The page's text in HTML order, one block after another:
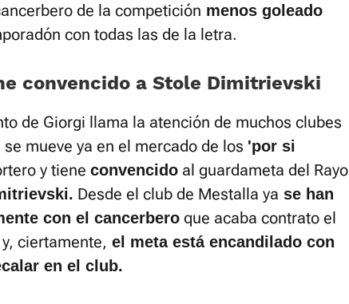
de la competición menos goleado
con todas las de la letra.
convencido a Stole Dimitrievski
de Giorgi llama la atención de muchos clubes
mueve ya en el mercado de los 'por si
y tiene convencido al guardameta del Rayo
Desde el club de Mestalla ya se han
con el cancerbero que acaba contrato el
ciertamente, el meta está encandilado con
en el club.